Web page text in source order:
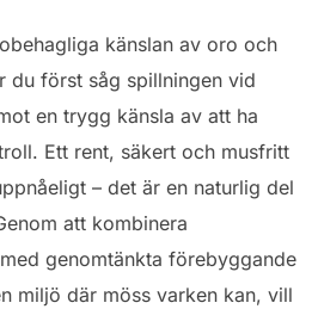
känslan av oro och
du först såg spillningen vid
en trygg känsla av att ha
Ett rent, säkert och musfritt
– det är en naturlig del
att kombinera
genomtänkta förebyggande
miljö där möss varken kan, vill